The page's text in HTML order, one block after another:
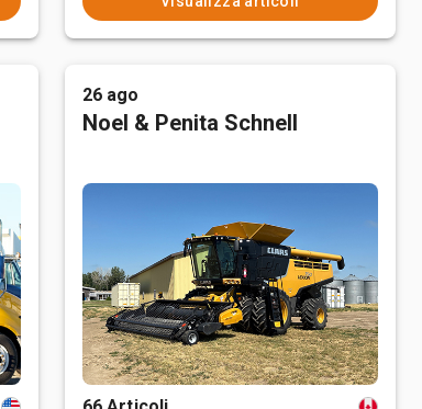
26 ago
Noel & Penita Schnell